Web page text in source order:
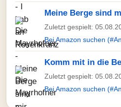
Meine Berge sind
Zuletzt gespielt:
Bei Amazon suchen
Komm mit in die
Zuletzt gespielt:
Bei Amazon suchen